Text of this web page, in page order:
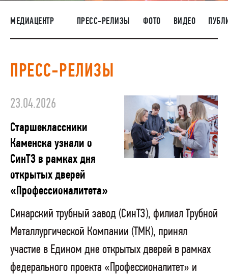
НАШИ ЛЮДИ
ОКРУЖАЮЩАЯ СРЕДА
РАСКРЫТИЕ ИНФОРМАЦИИ
ЗАКУПКИ
МЕДИАЦЕНТР ПРЕСС-РЕЛИЗЫ ФОТО ВИДЕО
ПРЕСС-РЕЛИЗЫ
23.04.2026
Старшеклассники
Каменска узнали о
СинТЗ в рамках дня
открытых дверей
«Профессионалитета»
Синарский трубный завод (СинТЗ), филиал Трубной
Металлургической Компании (ТМК), принял
участие в Едином дне открытых дверей в рамках
федерального проекта «Профессионалитет» и